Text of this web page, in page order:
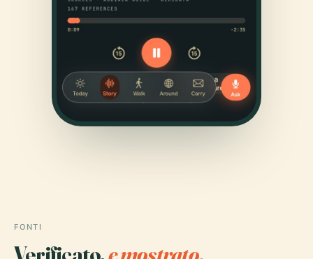
FONTI
Verificato,e mostrato.